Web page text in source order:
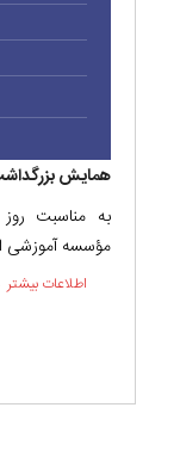
همایش
به مناسبت
مؤسسه آموزشی
اطلاعات بیشتر